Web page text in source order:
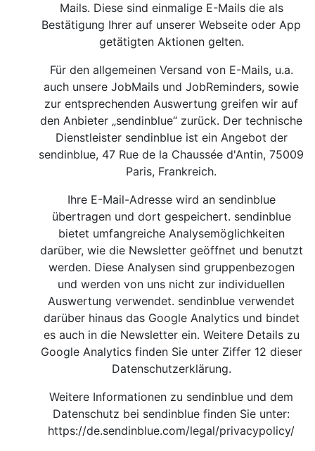
Mails. Diese sind einmalige E-Mails die als
Bestätigung Ihrer auf unserer Webseite oder App
getätigten Aktionen gelten.
Für den allgemeinen Versand von E-Mails, u.a.
auch unsere JobMails und JobReminders, sowie
zur entsprechenden Auswertung greifen wir auf
den Anbieter „sendinblue“ zurück. Der technische
Dienstleister sendinblue ist ein Angebot der
sendinblue, 47 Rue de la Chaussée d'Antin, 75009
Paris, Frankreich.
Ihre E-Mail-Adresse wird an sendinblue
übertragen und dort gespeichert. sendinblue
bietet umfangreiche Analysemöglichkeiten
darüber, wie die Newsletter geöffnet und benutzt
werden. Diese Analysen sind gruppenbezogen
und werden von uns nicht zur individuellen
Auswertung verwendet. sendinblue verwendet
darüber hinaus das Google Analytics und bindet
es auch in die Newsletter ein. Weitere Details zu
Google Analytics finden Sie unter Ziffer 12 dieser
Datenschutzerklärung.
Weitere Informationen zu sendinblue und dem
Datenschutz bei sendinblue finden Sie unter:
https://de.sendinblue.com/legal/privacypolicy/